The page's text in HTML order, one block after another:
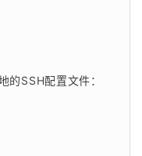
SSH配置文件：